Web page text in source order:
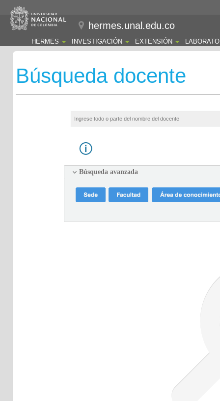
hermes.unal.edu.co
HERMES INVESTIGACIÓN EXTENSIÓN
Búsqueda docente
Búsqueda avanzada